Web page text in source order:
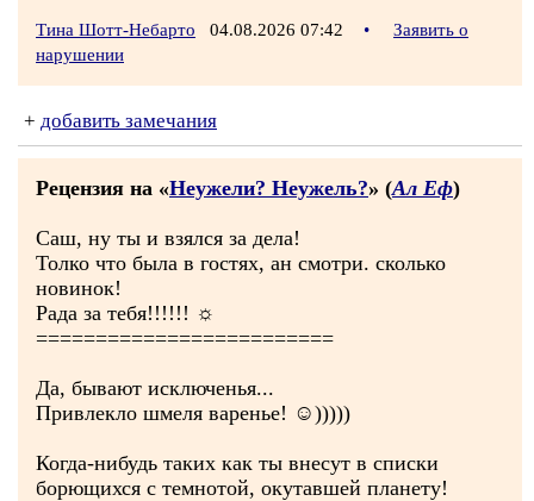
Тина Шотт-Небарто 04.08.2026 07:42 •
Заявить о
нарушении
+ добавить замечания
Рецензия на «Неужели? Неужель?» (Ал Еф)
Саш, ну ты и взялся за дела!
Толко что была в гостях, ан смотри. сколько
новинок!
Рада за тебя!!!!!! ☼
=========================
Да, бывают исключенья...
Привлекло шмеля варенье! ☺)))))
Когда-нибудь таких как ты внесут в списки
борющихся с темнотой, окутавшей планету!